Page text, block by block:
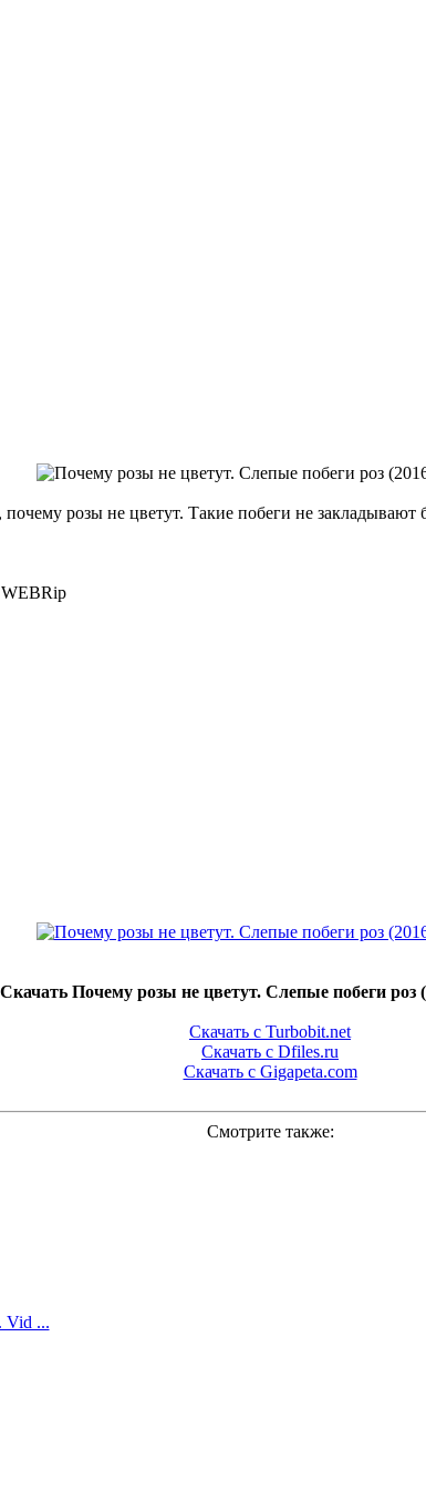
розы не цветут. Такие побеги не
WEBRip
Скачать Почему розы не цветут. Слепые побеги роз
Скачать с Turbobit.net
Скачать с Dfiles.ru
Скачать с Gigapeta.com
Смотрите также:
Vid ...